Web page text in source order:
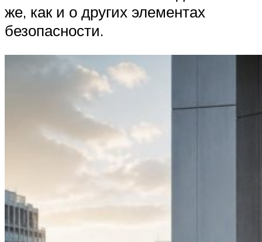
же, как и о других элементах
безопасности.